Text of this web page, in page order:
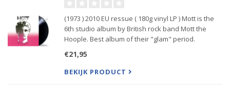
(1973 ) 2010 EU ressue ( 180g vinyl LP ) Mott is the
6th studio album by British rock band Mott the
Hoople. Best album of their "glam" period.
€21,95
BEKIJK PRODUCT